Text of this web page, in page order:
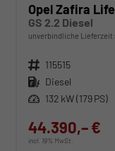
Opel Zafira Life
GS 2.2 Diesel
unverbindliche Lieferzeit:
Fahrzeugnr. 115515
Kraftstoff Diesel
Leistung 132 kW (179 PS)
44.390,– €
incl. 19% MwSt.